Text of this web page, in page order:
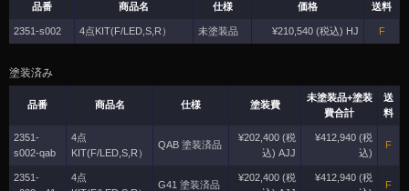
品番 商品名 仕様 価格 送料
2351-s002 4点KIT(F/LED,S,R） 未塗装品 ¥210,540 (税込) HJ F
塗装済み
品番 商品名 仕様 塗装費
未塗装品+塗装
費合計
送
料
2351-
s002-qab
4点
KIT(F/LED,S,R）
QAB 塗装済品
¥202,400 (税
込) AJJ
¥412,940 (税
込)
F
2351-
4点
G41 塗装済品
¥202,400 (税
¥412,940 (税
F